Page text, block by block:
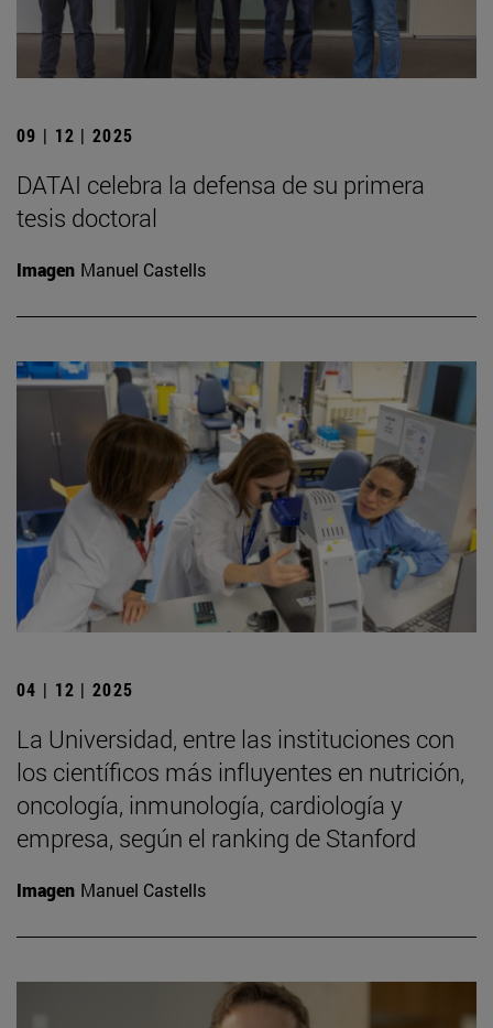
09 | 12 | 2025
DATAI celebra la defensa de su primera
tesis doctoral
Imagen Manuel Castells
04 | 12 | 2025
La Universidad, entre las instituciones con
los científicos más influyentes en nutrición,
oncología, inmunología, cardiología y
empresa, según el ranking de Stanford
Imagen Manuel Castells